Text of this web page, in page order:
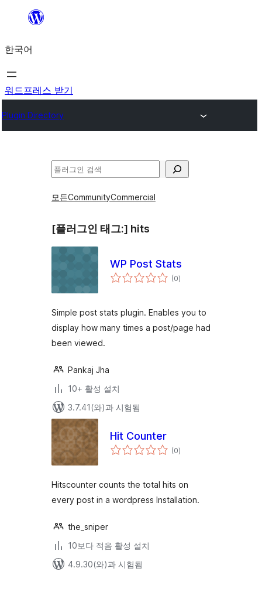
츠
로
바
가
한국어
워드프레스 받기
Plugin Directory
검
모든CommunityCommercial
[플러그인 태그:] hits
WP Post Stats
(0전
체)
Simple post stats plugin. Enables you to
display how many times a post/page had
been viewed.
Pankaj Jha
10+ 활성 설치
3.7.41(와)과 시험됨
Hit Counter
(0전
체)
Hitscounter counts the total hits on
every post in a wordpress Installation.
the_sniper
10보다 적음 활성 설치
4.9.30(와)과 시험됨